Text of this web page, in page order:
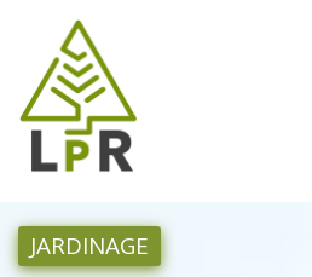
JARDINAGE